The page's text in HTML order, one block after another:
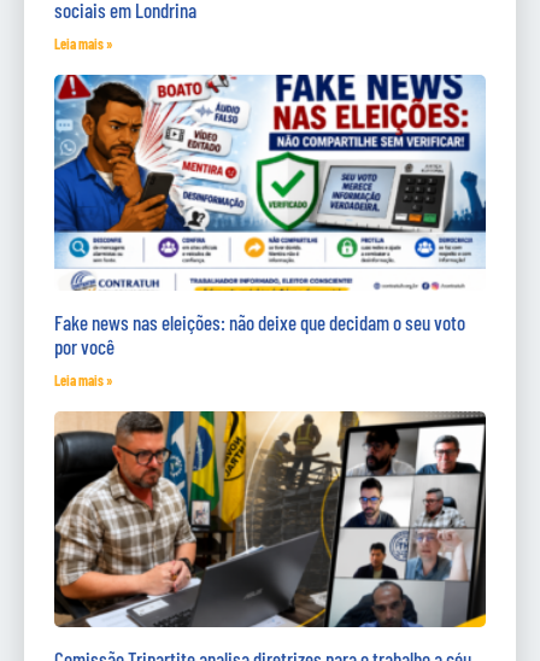
sociais em Londrina
Leia mais »
Fake news nas eleições: não deixe que decidam o seu voto
por você
Leia mais »